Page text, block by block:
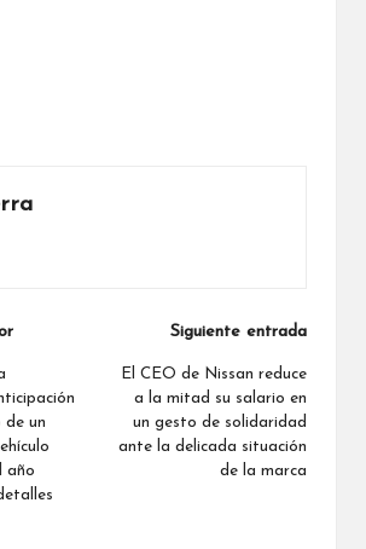
de un
año
Siguiente entrada
El CEO de Nissan reduce
a la mitad su salario en
un gesto de solidaridad
ante la delicada situación
de la marca